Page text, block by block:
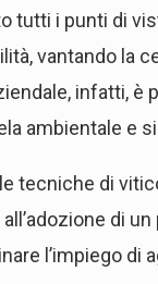
tutti i punti di
vantando la
infatti, è
ambientale e
tecniche di
di
l’impiego di